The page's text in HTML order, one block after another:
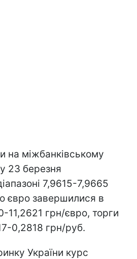
на міжбанківському
23 березня
7,9615-7,9665
євро завершилися в
11,2621 грн/євро, торги
0,2818 грн/руб.
України курс